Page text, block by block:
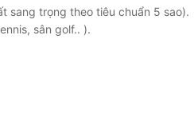
sang trọng theo tiêu chuẩn 5 sao).
sân golf.. ).